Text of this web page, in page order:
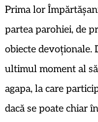
Prima lor
partea parohiei, de
obiecte devoționale.
ultimul moment al
agapa, la care
dacă se poate chiar